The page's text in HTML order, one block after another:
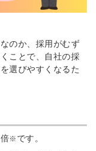
のか、採用がむず
ことで、自社の採
選びやすくなるた
※ です。